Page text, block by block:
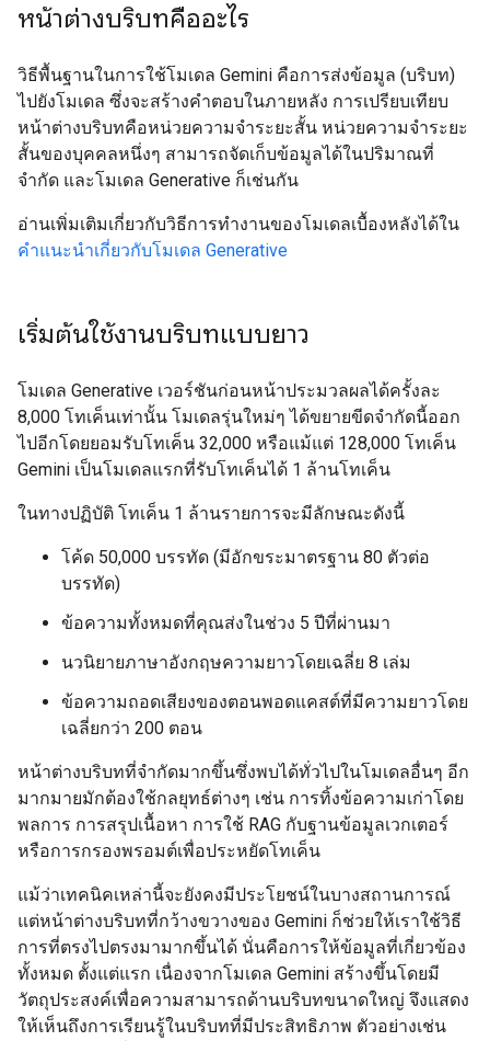
หน้าต่างบริบทคืออะไร
วิธีพื้นฐานในการใช้โมเดล Gemini คือการส่งข้อมูล (บริบท)
ไปยังโมเดล ซึ่งจะสร้างคำตอบในภายหลัง การเปรียบเทียบ
หน้าต่างบริบทคือหน่วยความจำระยะสั้น หน่วยความจำระยะ
สั้นของบุคคลหนึ่งๆ สามารถจัดเก็บข้อมูลได้ในปริมาณที่
จำกัด และโมเดล Generative ก็เช่นกัน
อ่านเพิ่มเติมเกี่ยวกับวิธีการทำงานของโมเดลเบื้องหลังได้ใน
คำแนะนำเกี่ยวกับโมเดล Generative
เริ่มต้นใช้งานบริบทแบบยาว
โมเดล Generative เวอร์ชันก่อนหน้าประมวลผลได้ครั้งละ
8,000 โทเค็นเท่านั้น โมเดลรุ่นใหม่ๆ ได้ขยายขีดจำกัดนี้ออก
ไปอีกโดยยอมรับโทเค็น 32,000 หรือแม้แต่ 128,000 โทเค็น
Gemini เป็นโมเดลแรกที่รับโทเค็นได้ 1 ล้านโทเค็น
ในทางปฏิบัติ โทเค็น 1 ล้านรายการจะมีลักษณะดังนี้
โค้ด 50,000 บรรทัด (มีอักขระมาตรฐาน 80 ตัวต่อ
บรรทัด)
ข้อความทั้งหมดที่คุณส่งในช่วง 5 ปีที่ผ่านมา
นวนิยายภาษาอังกฤษความยาวโดยเฉลี่ย 8 เล่ม
ข้อความถอดเสียงของตอนพอดแคสต์ที่มีความยาวโดย
เฉลี่ยกว่า 200 ตอน
หน้าต่างบริบทที่จำกัดมากขึ้นซึ่งพบได้ทั่วไปในโมเดลอื่นๆ อีก
มากมายมักต้องใช้กลยุทธ์ต่างๆ เช่น การทิ้งข้อความเก่าโดย
พลการ การสรุปเนื้อหา การใช้ RAG กับฐานข้อมูลเวกเตอร์
หรือการกรองพรอมต์เพื่อประหยัดโทเค็น
แม้ว่าเทคนิคเหล่านี้จะยังคงมีประโยชน์ในบางสถานการณ์
แต่หน้าต่างบริบทที่กว้างขวางของ Gemini ก็ช่วยให้เราใช้วิธี
การที่ตรงไปตรงมามากขึ้นได้ นั่นคือการให้ข้อมูลที่เกี่ยวข้อง
ทั้งหมด ตั้งแต่แรก เนื่องจากโมเดล Gemini สร้างขึ้นโดยมี
วัตถุประสงค์เพื่อความสามารถด้านบริบทขนาดใหญ่ จึงแสดง
ให้เห็นถึงการเรียนรู้ในบริบทที่มีประสิทธิภาพ ตัวอย่างเช่น